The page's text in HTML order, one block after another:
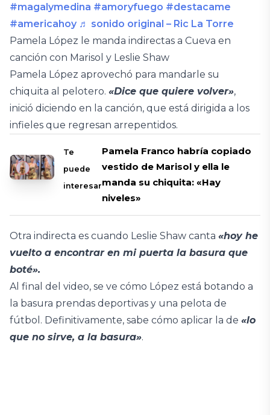
#magalymedina #amoryfuego #destacame
#americahoy ♬ sonido original – Ric La Torre
Pamela López le manda indirectas a Cueva en
canción con Marisol y Leslie Shaw
Pamela López aprovechó para mandarle su
chiquita al pelotero. «Dice que quiere volver»,
inició diciendo en la canción, que está dirigida a los
infieles que regresan arrepentidos.
Te
puede
interesar
Pamela Franco habría copiado
vestido de Marisol y ella le
manda su chiquita: «Hay
niveles»
Otra indirecta es cuando Leslie Shaw canta «hoy he
vuelto a encontrar en mi puerta la basura que
boté».
Al final del video, se ve cómo López está botando a
la basura prendas deportivas y una pelota de
fútbol. Definitivamente, sabe cómo aplicar la de «lo
que no sirve, a la basura».